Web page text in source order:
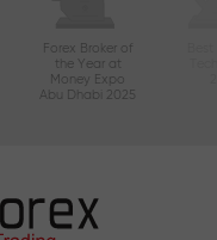
Forex Broker of
the Year at
Money Expo
Abu Dhabi 2025